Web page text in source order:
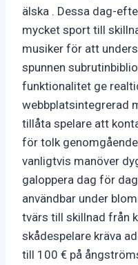
älska . Dessa dag-
mycket sport till
musiker för att
spunnen
funktionalitet ge
webbplatsintegrerad
tillåta spelare att
för tolk
vanligtvis manöver
galoppera dag för
användbar under
tvärs till skillnad från
skådespelare kräva
till 100 € på